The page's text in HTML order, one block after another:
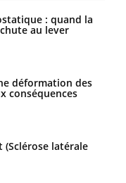
: quand la
au lever
déformation des
conséquences
(Sclérose latérale